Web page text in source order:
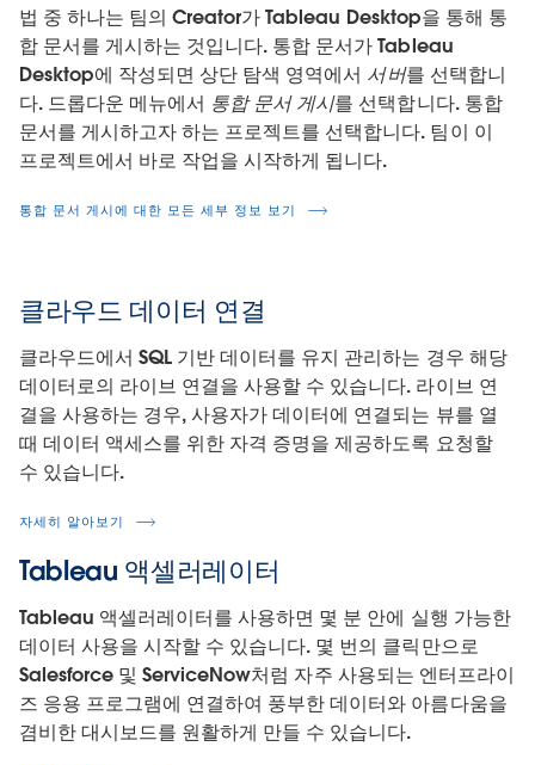
법 중 하나는 팀의 Creator가 Tableau Desktop을 통해 통
합 문서를 게시하는 것입니다. 통합 문서가 Tableau
Desktop에 작성되면 상단 탐색 영역에서 서버를 선택합니
다. 드롭다운 메뉴에서 통합 문서 게시를 선택합니다. 통합
문서를 게시하고자 하는 프로젝트를 선택합니다. 팀이 이
프로젝트에서 바로 작업을 시작하게 됩니다.
통합 문서 게시에 대한 모든 세부 정보 보기
클라우드 데이터 연결
클라우드에서 SQL 기반 데이터를 유지 관리하는 경우 해당
데이터로의 라이브 연결을 사용할 수 있습니다. 라이브 연
결을 사용하는 경우, 사용자가 데이터에 연결되는 뷰를 열
때 데이터 액세스를 위한 자격 증명을 제공하도록 요청할
수 있습니다.
자세히 알아보기
Tableau 액셀러레이터
Tableau 액셀러레이터를 사용하면 몇 분 안에 실행 가능한
데이터 사용을 시작할 수 있습니다. 몇 번의 클릭만으로
Salesforce 및 ServiceNow처럼 자주 사용되는 엔터프라이
즈 응용 프로그램에 연결하여 풍부한 데이터와 아름다움을
겸비한 대시보드를 원활하게 만들 수 있습니다.